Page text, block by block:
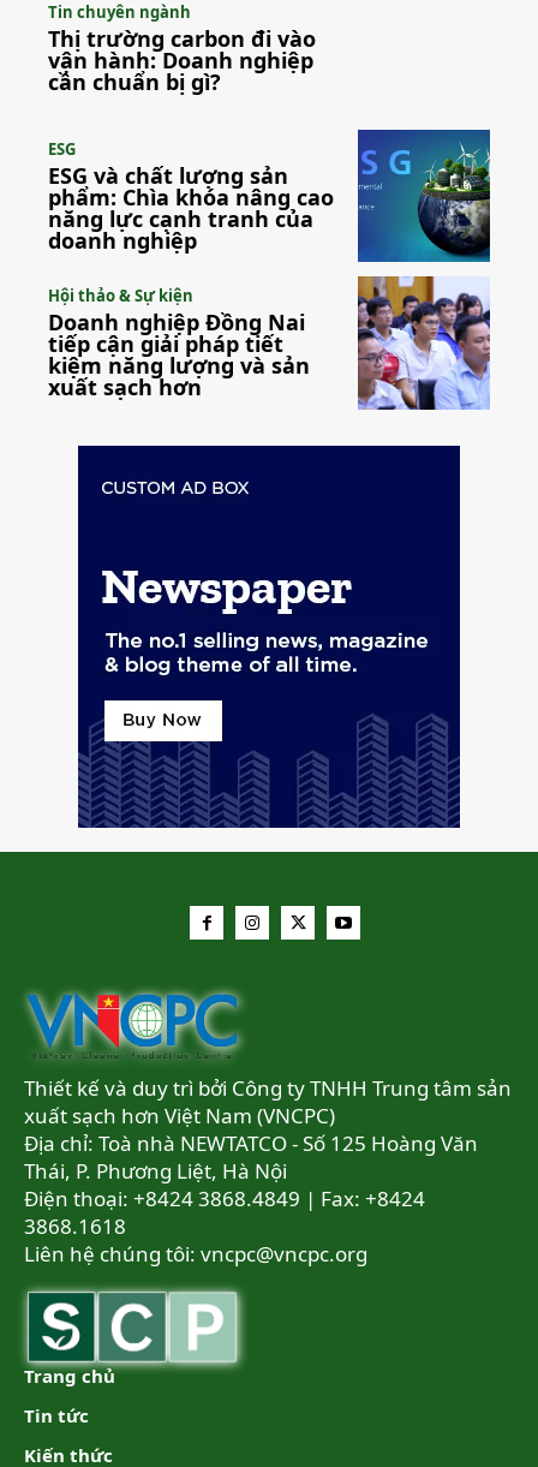
Tin chuyên ngành
Thị trường carbon đi vào
vận hành: Doanh nghiệp
cần chuẩn bị gì?
ESG
ESG và chất lượng sản
phẩm: Chìa khóa nâng cao
năng lực cạnh tranh của
doanh nghiệp
Hội thảo & Sự kiện
Doanh nghiệp Đồng Nai
tiếp cận giải pháp tiết
kiệm năng lượng và sản
xuất sạch hơn
Thiết kế và duy trì bởi Công ty TNHH Trung tâm sản
xuất sạch hơn Việt Nam (VNCPC)
Địa chỉ: Toà nhà NEWTATCO - Số 125 Hoàng Văn
Thái, P. Phương Liệt, Hà Nội
Điện thoại: +8424 3868.4849 | Fax: +8424
3868.1618
Liên hệ chúng tôi: vncpc@vncpc.org
Trang chủ
Tin tức
Kiến thức